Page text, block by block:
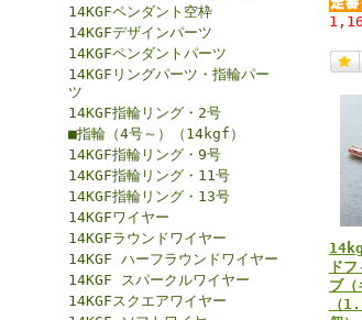
14KGFペンダント空枠
14KGFデザインパーツ
14KGFペンダントパーツ
14KGFリングパーツ・指輪パー
ツ
14KGF指輪リング・2号
■指輪（4号～）（14kgf）
14KGF指輪リング・9号
14KGF指輪リング・11号
14KGF指輪リング・13号
14KGFワイヤー
14KGFラウンドワイヤー
14KGF ハーフラウンドワイヤー
14KGF スパークルワイヤー
14KGFスクエアワイヤー
ド
ブ（
（